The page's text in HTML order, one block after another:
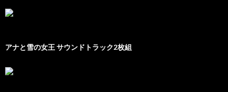
アナと雪の女王 サウンドトラック2枚組